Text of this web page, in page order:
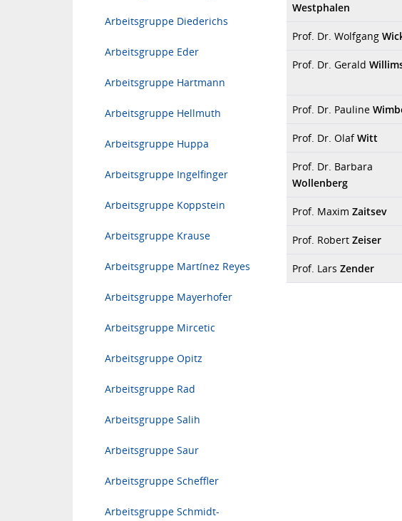
Arbeitsgruppe Diederichs
Arbeitsgruppe Eder
Arbeitsgruppe Hartmann
Arbeitsgruppe Hellmuth
Arbeitsgruppe Huppa
Arbeitsgruppe Ingelfinger
Arbeitsgruppe Koppstein
Arbeitsgruppe Krause
Arbeitsgruppe Martínez Reyes
Arbeitsgruppe Mayerhofer
Arbeitsgruppe Mircetic
Arbeitsgruppe Opitz
Arbeitsgruppe Rad
Arbeitsgruppe Salih
Arbeitsgruppe Saur
Arbeitsgruppe Scheffler
Arbeitsgruppe Schmidt-
Westphalen
Prof. Dr. Wolfgang
Prof. Dr. Gerald
Prof. Dr. Pauline
Prof. Dr. OlafWitt
Prof. Dr. Barbara
Wollenberg
Prof. Maxim Zaitsev
Prof. Robert Zeiser
Prof. Lars Zender